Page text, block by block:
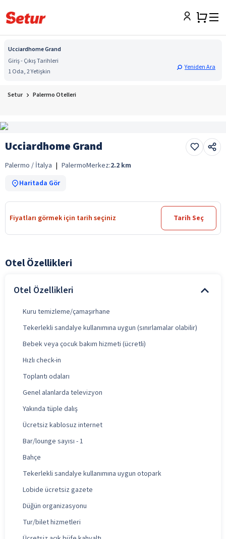
Ucciardhome Grand
Giriş - Çıkış Tarihleri
1 Oda, 2 Yetişkin
Yeniden Ara
Setur Palermo Otelleri
Ucciardhome Grand
Palermo / İtalya | PalermoMerkez:2.2 km
Haritada Gör
Fiyatları görmek için tarih seçiniz Tarih Seç
Otel Özellikleri
Otel Özellikleri
Kuru temizleme/çamaşırhane
Tekerlekli sandalye kullanımına uygun (sınırlamalar olabilir)
Bebek veya çocuk bakım hizmeti (ücretli)
Hızlı check-in
Toplantı odaları
Genel alanlarda televizyon
Yakında tüple dalış
Ücretsiz kablosuz internet
Bar/lounge sayısı - 1
Bahçe
Tekerlekli sandalye kullanımına uygun otopark
Lobide ücretsiz gazete
Düğün organizasyonu
Tur/bilet hizmetleri